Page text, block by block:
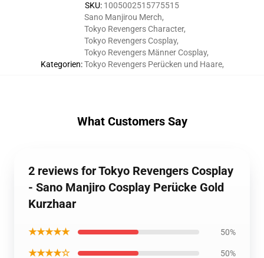
SKU: 1005002515775515
Kategorien:
Sano Manjirou Merch,
Tokyo Revengers Character,
Tokyo Revengers Cosplay,
Tokyo Revengers Männer Cosplay,
Tokyo Revengers Perücken und Haare,
What Customers Say
2 reviews for Tokyo Revengers Cosplay
- Sano Manjiro Cosplay Perücke Gold
Kurzhaar
★★★★★ 50%
★★★★☆ 50%